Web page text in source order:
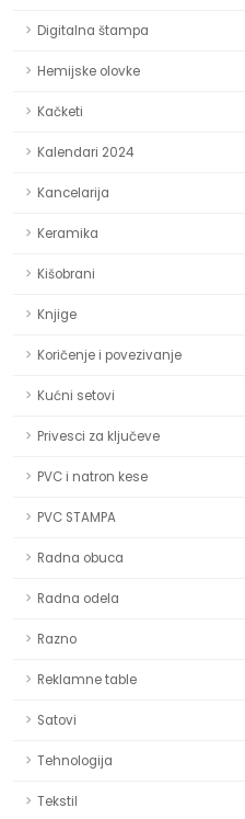
Digitalna štampa
Hemijske olovke
Kačketi
Kalendari 2024
Kancelarija
Keramika
Kišobrani
Knjige
Koričenje i povezivanje
Kućni setovi
Privesci za ključeve
PVC i natron kese
PVC STAMPA
Radna obuca
Radna odela
Razno
Reklamne table
Satovi
Tehnologija
Tekstil